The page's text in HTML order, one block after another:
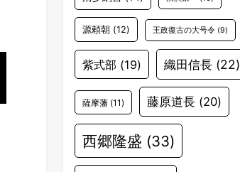
源頼朝 (12) 王政復古の大号令(9)
紫式部 (19) 織田信長(22)
薩摩藩(11) 藤原道長(20)
西郷隆盛 (33)